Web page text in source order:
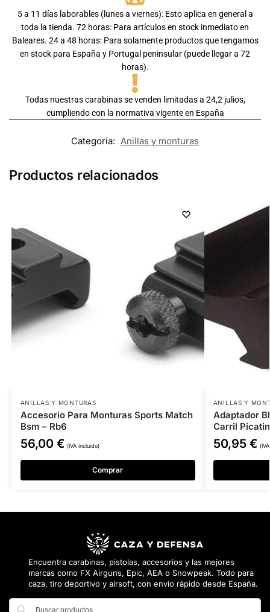
5 a 11 días laborables (lunes a viernes): Esto aplica en general a
toda la tienda. 72 horas: Para artículos en stock inmediato en
Baleares. 24 a 48 horas: Para solamente productos que tengamos
en stock para España y Portugal peninsular (puede llegar a 72
horas).
Todas nuestras carabinas se venden limitadas a 24,2 julios,
cumpliendo con la normativa vigente en España
Categoría: Anillas y monturas
Productos relacionados
ANILLAS Y MONTURAS
Accesorio Para Monturas Sports Match
Bsm – Rb6
56,00 € (IVA incluido)
Comprar
ANILLAS Y
Adaptador
Carril
50,95 €
Encuentra carabinas, pistolas, accesorios y las mejores
marcas como FX Airguns, Epic, AEA o Snowpeak. Todo para
caza, tiro deportivo y airsoft, con envío rápido desde España.